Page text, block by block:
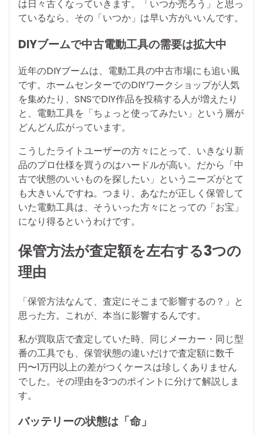
は日々古くなっていきます。「いつか売ろう」と思っ
ているなら、その「いつか」は早い方がいいんです。
DIYブームで中古電動工具の需要は拡大中
近年のDIYブームは、電動工具の中古市場にも追い風
です。ホームセンターでのDIYワークショップが人気
を集めたり、SNSでDIY作品を投稿する人が増えたり
と、電動工具を「ちょっと使ってみたい」という層が
どんどん広がっています。
こうしたライトユーザーの方々にとって、いきなり新
品のプロ仕様を買うのはハードルが高い。だから「中
古で状態のいいものを探したい」というニーズがとて
も大きいんですね。つまり、あなたが正しく保管して
いた電動工具は、そういった方々にとっての「お宝」
になり得るというわけです。
保管方法が査定額を左右する3つの
理由
「保管方法なんて、査定にそこまで影響するの？」と
思った方。これが、本当に影響するんです。
私が買取店で査定していた時、同じメーカー・同じ型
番の工具でも、保管状態の違いだけで査定額に数千
円〜1万円以上の差がつくケースは珍しくありません
でした。その理由を3つのポイントに分けて解説しま
す。
バッテリーの状態は「命」